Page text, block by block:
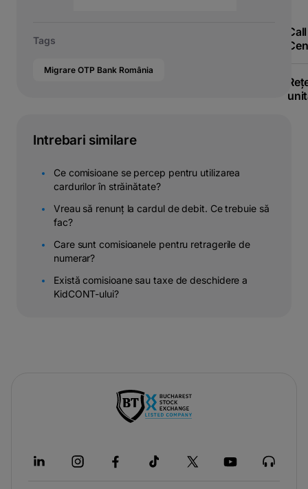
Call
Tags
Migrare OTP Bank România
Intrebari similare
Ce comisioane se percep pentru utilizarea
cardurilor în străinătate?
Vreau să renunț la cardul de debit. Ce trebuie să
fac?
Care sunt comisioanele pentru retragerile de
numerar?
Există comisioane sau taxe de deschidere a
KidCONT-ului?
a